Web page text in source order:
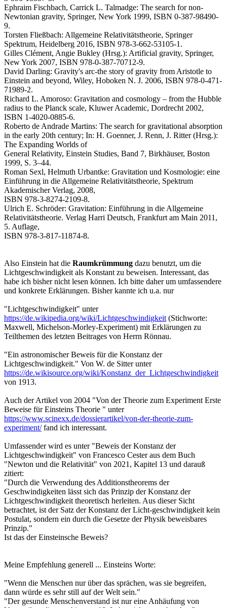
Ephraim Fischbach, Carrick L. Talmadge: The search for non-
Newtonian gravity, Springer, New York 1999, ISBN 0-387-98490-
9.
Torsten Fließbach: Allgemeine Relativitätstheorie, Springer
Spektrum, Heidelberg 2016, ISBN 978-3-662-53105-1.
Gilles Clément, Angie Bukley (Hrsg.): Artificial gravity, Springer,
New York 2007, ISBN 978-0-387-70712-9.
David Darling: Gravity's arc-the story of gravity from Aristotle to
Einstein and beyond, Wiley, Hoboken N. J. 2006, ISBN 978-0-471-
71989-2.
Richard L. Amoroso: Gravitation and cosmology – from the Hubble
radius to the Planck scale, Kluwer Academic, Dordrecht 2002,
ISBN 1-4020-0885-6.
Roberto de Andrade Martins: The search for gravitational absorption
in the early 20th century; In: H. Goenner, J. Renn, J. Ritter (Hrsg.):
The Expanding Worlds of
General Relativity, Einstein Studies, Band 7, Birkhäuser, Boston
1999, S. 3–44.
Roman Sexl, Helmuth Urbantke: Gravitation und Kosmologie: eine
Einführung in die Allgemeine Relativitätstheorie, Spektrum
Akademischer Verlag, 2008,
ISBN 978-3-8274-2109-8.
Ulrich E. Schröder: Gravitation: Einführung in die Allgemeine
Relativitätstheorie. Verlag Harri Deutsch, Frankfurt am Main 2011,
5. Auflage,
ISBN 978-3-817-11874-8.
Also Einstein hat die Raumkrümmung dazu benutzt, um die
Lichtgeschwindigkeit als Konstant zu beweisen. Interessant, das
habe ich bisher nicht lesen können. Ich bitte daher um umfassendere
und konkrete Erklärungen. Bisher kannte ich u.a. nur
"Lichtgeschwindigkeit" unter
https://de.wikipedia.org/wiki/Lichtgeschwindigkeit (Stichworte:
Maxwell, Michelson-Morley-Experiment) mit Erklärungen zu
Teilthemen des letzten Beitrages von Herrn Rönnau.
"Ein astronomischer Beweis für die Konstanz der
Lichtgeschwindigkeit." Von W. de Sitter unter
https://de.wikisource.org/wiki/Konstanz_der_Lichtgeschwindigkeit
von 1913.
Auch der Artikel von 2004 "Von der Theorie zum Experiment Erste
Beweise für Einsteins Theorie " unter
https://www.scinexx.de/dossierartikel/von-der-theorie-zum-
experiment/fand ich interessant.
Umfassender wird es unter "Beweis der Konstanz der
Lichtgeschwindigkeit" von Francesco Cester aus dem Buch
"Newton und die Relativität" von 2021, Kapitel 13 und darauß
zitiert:
"Durch die Verwendung des Additionstheorems der
Geschwindigkeiten lässt sich das Prinzip der Konstanz der
Lichtgeschwindigkeit theoretisch herleiten. Aus dieser Sicht
betrachtet, ist der Satz der Konstanz der Licht-geschwindigkeit kein
Postulat, sondern ein durch die Gesetze der Physik beweisbares
Prinzip."
Ist das der Einsteinsche Beweis?
Meine Empfehlung generell ... Einsteins Worte:
"Wenn die Menschen nur über das sprächen, was sie begreifen,
dann würde es sehr still auf der Welt sein."
"Der gesunde Menschenverstand ist nur eine Anhäufung von